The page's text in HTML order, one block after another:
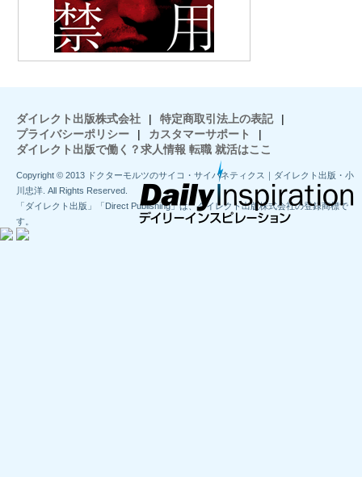
ダイレクト出版株式会社 | 特定商取引法上の表記
|
プライバシーポリシー
| カスタマーサポート
|
ダイレクト出版で働く？求人情報 転職 就活はここ
Copyright © 2013 ドクターモルツのサイコ・サイバネティクス｜ダイレクト出版・小
川忠洋. All Rights Reserved.
「ダイレクト出版」「Direct Publishing」は、ダイレクト出版株式会社の登録商標で
す。